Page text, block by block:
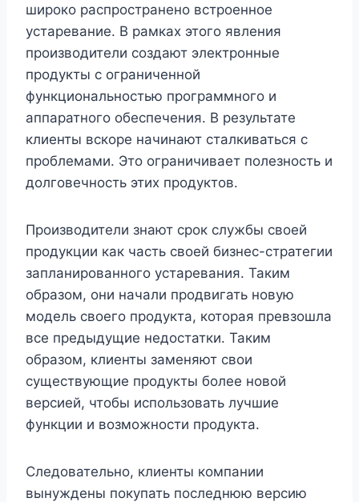
широко распространено встроенное
устаревание. В рамках этого явления
производители создают электронные
продукты с ограниченной
функциональностью программного и
аппаратного обеспечения. В результате
клиенты вскоре начинают сталкиваться с
проблемами. Это ограничивает полезность и
долговечность этих продуктов.
Производители знают срок службы своей
продукции как часть своей бизнес-стратегии
запланированного устаревания. Таким
образом, они начали продвигать новую
модель своего продукта, которая превзошла
все предыдущие недостатки. Таким
образом, клиенты заменяют свои
существующие продукты более новой
версией, чтобы использовать лучшие
функции и возможности продукта.
Следовательно, клиенты компании
вынуждены покупать последнюю версию